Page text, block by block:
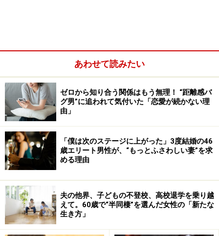
それでも3年ほど前から、妻はパートで仕事をするよう
になった。そのころから妻が少しずつ変わっていったと
いう。
「今月、あなたは2回飲み会に行ってるよね、私も1回く
らいはいいよね、と自己主張することが増えたんです。
僕はいいことだと思っていた。互いに息抜きは必要だ
し、人と集まって話すことも大事だから。ただ、次第に
あわせて読みたい
ゼロから知り合う関係はもう無理！ “距離感バ
グ男”に追われて気付いた「恋愛が続かない理
由」
「僕は次のステージに上がった」3度結婚の46
歳エリート男性が、“もっとふさわしい妻”を求
める理由
夫の他界、子どもの不登校、高校退学を乗り越
えて。60歳で“半同棲”を選んだ女性の「新たな
生き方」